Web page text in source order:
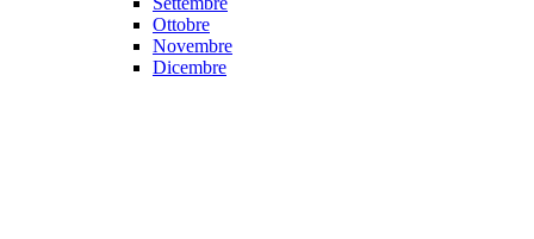
Ottobre
Novembre
Dicembre